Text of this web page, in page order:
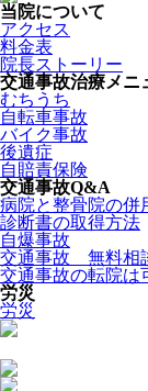
当院について
アクセス
料金表
院長ストーリー
交通事故治療メニ
むちうち
自転車事故
バイク事故
後遺症
自賠責保険
交通事故Q&A
病院と整骨院の併
診断書の取得方法
自爆事故
交通事故 無料相
交通事故の転院は
労災
労災